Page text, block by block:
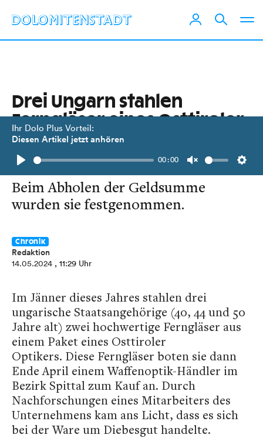
Ihr Dolo Plus Vorteil:
Diesen Artikel jetzt anhören
Play
00:00
Unmute
Drei Ungarn stahlen
Ferngläser eines Osttiroler
Optikers
... und wollten diese weiterverkaufen.
Beim Abholen der Geldsumme
wurden sie festgenommen.
Chronik
Redaktion
14.05.2024 , 11:29 Uhr
Im Jänner dieses Jahres stahlen drei
ungarische Staatsangehörige (40, 44 und 50
Jahre alt) zwei hochwertige Ferngläser aus
einem Paket eines Osttiroler
Optikers. Diese Ferngläser boten sie dann
Ende April einem Waffenoptik-Händler im
Bezirk Spittal zum Kauf an. Durch
Nachforschungen eines Mitarbeiters des
Unternehmens kam ans Licht, dass es sich
bei der Ware um Diebesgut handelte.